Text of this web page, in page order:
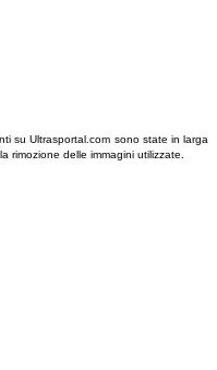
su Ultrasportal.com sono state in larga
rimozione delle immagini utilizzate.